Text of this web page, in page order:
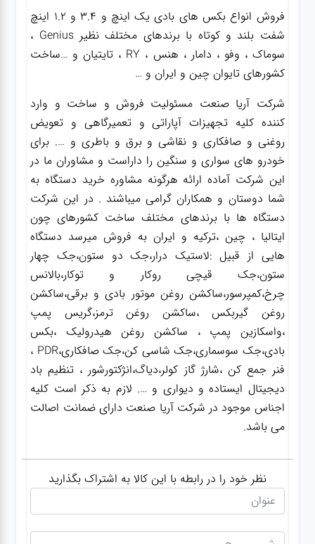
فروش انواع بکس های بادی یک اینچ و 3.4 و 1.2 اینچ
شفت بلند و کوتاه با برندهای مختلف نظیر Genius ،
سوماک ، وفو ، دامار ، هنس ، RY ، تایتیان و …ساخت
کشورهای تایوان چین و ایران و …
شرکت آریا صنعت مسئولیت فروش و ساخت و وارد
کننده کلیه تجهیزات آپاراتی و تعمیرگاهی و تعویض
روغنی و صافکاری و نقاشی و برق و باطری و …. برای
خودرو های سواری و سنگین را داراست و مشاوران ما در
این شرکت آماده ارائه هرگونه مشاوره خرید دستگاه به
شما دوستان و همکاران گرامی میباشند . در این شرکت
دستگاه ها با برندهای مختلف ساخت کشورهای چون
ایتالیا ، چین ،ترکیه و ایران به فروش میرسد دستگاه
هایی از قبیل :لاستیک درار،جک دو ستون،جک چهار
ستون،جک قیچی روکار و توکار،بالانس
چرخ،کمپرسور،ساکشن روغن موتور بادی و برقی،ساکشن
روغن گیربکس ،ساکشن روغن ترمز،گریس پمپ
،واسکازین پمپ ، ساکشن روغن هیدرولیک ،بکس
بادی،جک سوسماری،جک شاسی کن،جک صافکاری،PDR ،
فنر جمع کن ،شارژ گاز کولر،دیاگ،انژکتورشور ، تنظیم باد
دیجیتال ایستاده و دیواری و …. لازم به ذکر است کلیه
اجناس موجود در شرکت آریا صنعت دارای ضمانت اصالت
می باشد.
نظر خود را در رابطه با این کالا به اشتراک بگذارید